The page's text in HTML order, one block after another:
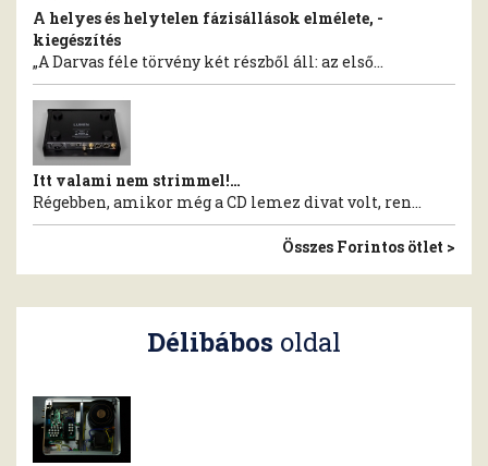
A helyes és helytelen fázisállások elmélete, -
kiegészítés
„A Darvas féle törvény két részből áll: az első...
Itt valami nem strimmel!…
Régebben, amikor még a CD lemez divat volt, ren...
Összes Forintos ötlet >
Délibábos oldal